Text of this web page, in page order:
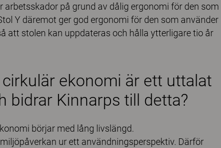
arbetsskador på grund av dålig ergonomi för den som
Y däremot ger god ergonomi för den som använder
att stolen kan uppdateras och hålla ytterligare tio år
ekonomi är ett uttalat
bidrar Kinnarps till detta?
börjar med lång livslängd.
ur ett användningsperspektiv. Därför